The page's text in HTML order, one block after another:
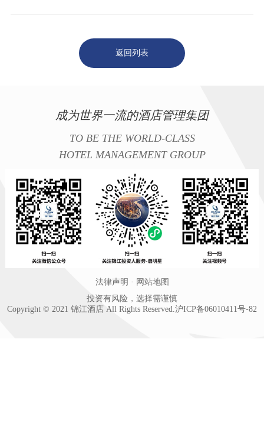
返回列表
成为世界一流的酒店管理集团
TO BE THE WORLD-CLASS
HOTEL MANAGEMENT GROUP
法律声明 · 网站地图
投资有风险，选择需谨慎
Copyright © 2021 锦江酒店 All Rights Reserved.沪ICP备06010411号-82